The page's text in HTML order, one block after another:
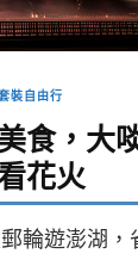
裝自由行
食，大
花火
輪遊澎湖，